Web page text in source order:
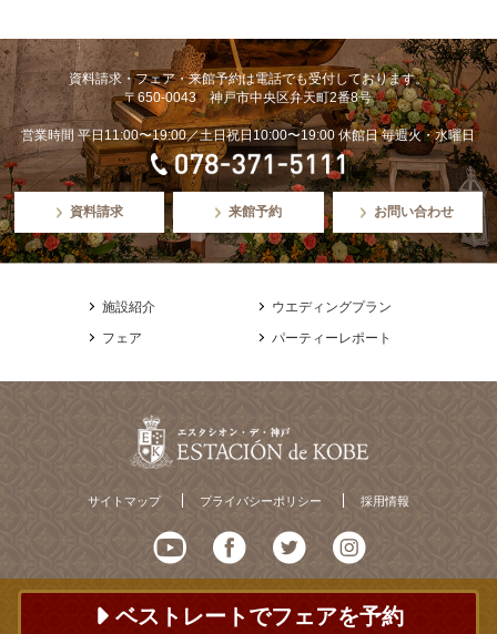
ベストレートでフェアを予約
資料請求・フェア・来館予約は電話でも受付しております。
〒650-0043 神戸市中央区弁天町2番8号
営業時間 平日11:00〜19:00／土日祝日10:00〜19:00 休館日 毎週火・水曜日
資料請求 来館予約 お問い合わせ
施設紹介
ウエディングプラン
フェア
パーティーレポート
サイトマップ プライバシーポリシー 採用情報
© ESTACION de KOBE All Rights Reserved.